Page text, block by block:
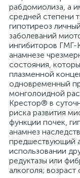
рабдомиолиза, а
средней степени
гипотиреоз
заболеваний
ингибиторов ГМГ-
анамнезе
состояния,
плазменной
одновременный
монголоидной
Крестор® в
риска развития
функции почек,
анамнез
предшествующий
использовании
редуктазы или
алкоголя;